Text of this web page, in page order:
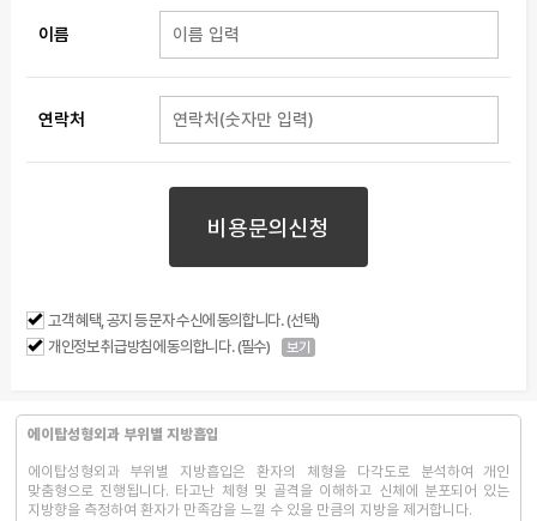
이름
연락처
비용문의신청
고객 혜택, 공지 등 문자 수신에 동의합니다. (선택)
개인정보 취급방침에 동의합니다. (필수)
보기
에이탑성형외과 부위별 지방흡입
에이탑성형외과 부위별 지방흡입은 환자의 체형을 다각도로 분석하여 개인
맞춤형으로 진행됩니다. 타고난 체형 및 골격을 이해하고 신체에 분포되어 있는
지방향을 측정하여 환자가 만족감을 느낄 수 있을 만큼의 지방을 제거합니다.